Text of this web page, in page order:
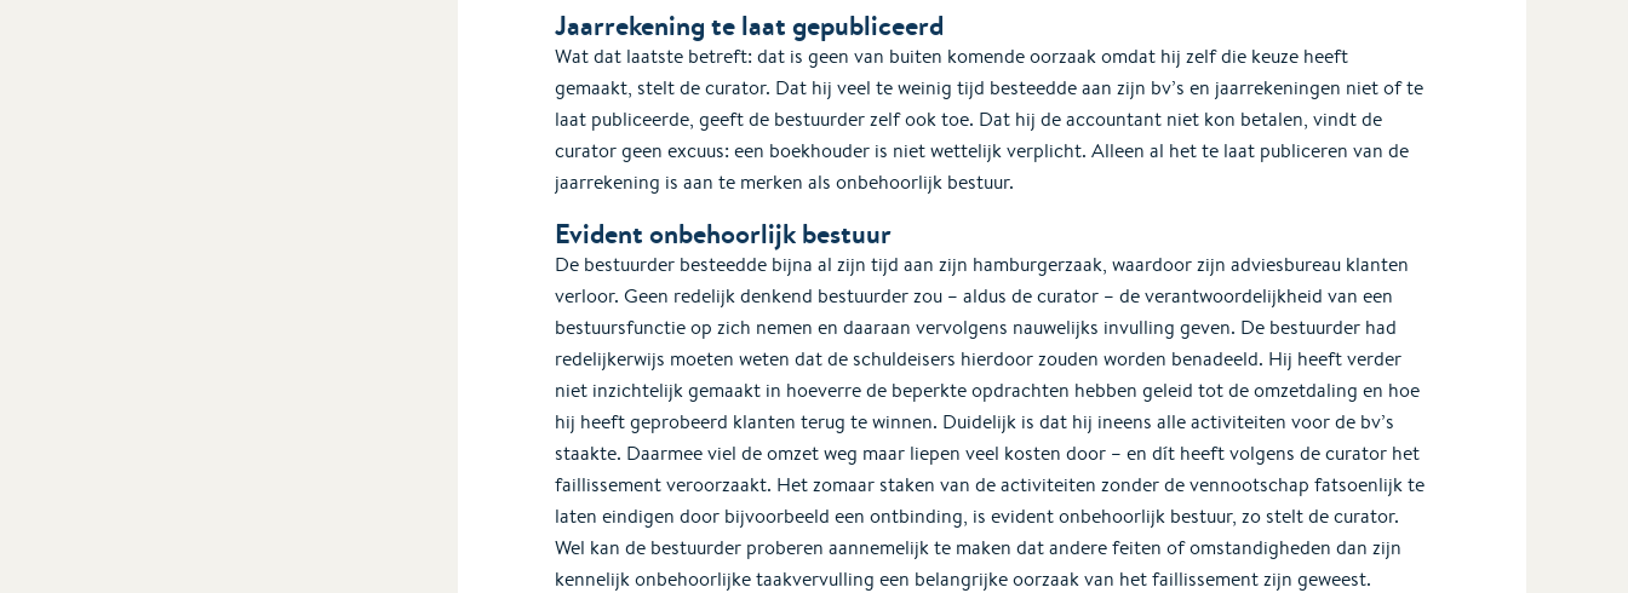
Jaarrekening te laat gepubliceerd
Wat dat laatste betreft: dat is geen van buiten komende oorzaak omdat hij zelf die keuze heeft
gemaakt, stelt de curator. Dat hij veel te weinig tijd besteedde aan zijn bv’s en jaarrekeningen niet of te
laat publiceerde, geeft de bestuurder zelf ook toe. Dat hij de accountant niet kon betalen, vindt de
curator geen excuus: een boekhouder is niet wettelijk verplicht. Alleen al het te laat publiceren van de
jaarrekening is aan te merken als onbehoorlijk bestuur.
Evident onbehoorlijk bestuur
De bestuurder besteedde bijna al zijn tijd aan zijn hamburgerzaak, waardoor zijn adviesbureau klanten
verloor. Geen redelijk denkend bestuurder zou – aldus de curator – de verantwoordelijkheid van een
bestuursfunctie op zich nemen en daaraan vervolgens nauwelijks invulling geven. De bestuurder had
redelijkerwijs moeten weten dat de schuldeisers hierdoor zouden worden benadeeld. Hij heeft verder
niet inzichtelijk gemaakt in hoeverre de beperkte opdrachten hebben geleid tot de omzetdaling en hoe
hij heeft geprobeerd klanten terug te winnen. Duidelijk is dat hij ineens alle activiteiten voor de bv’s
staakte. Daarmee viel de omzet weg maar liepen veel kosten door – en dít heeft volgens de curator het
faillissement veroorzaakt. Het zomaar staken van de activiteiten zonder de vennootschap fatsoenlijk te
laten eindigen door bijvoorbeeld een ontbinding, is evident onbehoorlijk bestuur, zo stelt de curator.
Wel kan de bestuurder proberen aannemelijk te maken dat andere feiten of omstandigheden dan zijn
kennelijk onbehoorlijke taakvervulling een belangrijke oorzaak van het faillissement zijn geweest.